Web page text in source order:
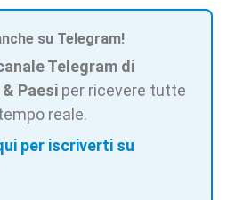
su Telegram!
Telegram di
Paesi per ricevere tutte
reale.
per iscriverti su